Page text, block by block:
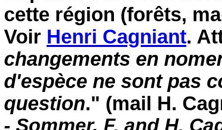
cette région (forêts,
Voir Henri Cagniant.
changements en
d'espèce ne sont pas
question." (mail H.
- Sommer, F. and H.